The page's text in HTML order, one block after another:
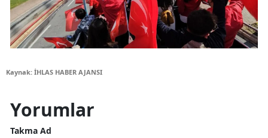
Kaynak: İHLAS HABER AJANSI
Yorumlar
Takma Ad